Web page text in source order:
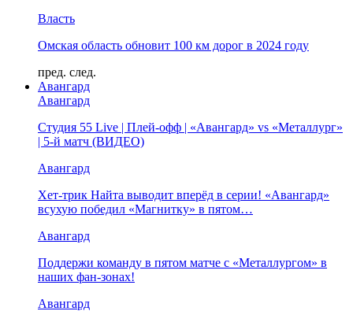
Власть
Омская область обновит 100 км дорог в 2024 году
пред. след.
Авангард
Авангард
Студия 55 Live | Плей-офф | «Авангард» vs «Металлург»
| 5-й матч (ВИДЕО)
Авангард
Хет-трик Найта выводит вперёд в серии! «Авангард»
всухую победил «Магнитку» в пятом…
Авангард
Поддержи команду в пятом матче с «Металлургом» в
наших фан-зонах!
Авангард